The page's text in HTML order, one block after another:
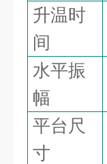
升温时
间
水平振
幅
平台尺
寸